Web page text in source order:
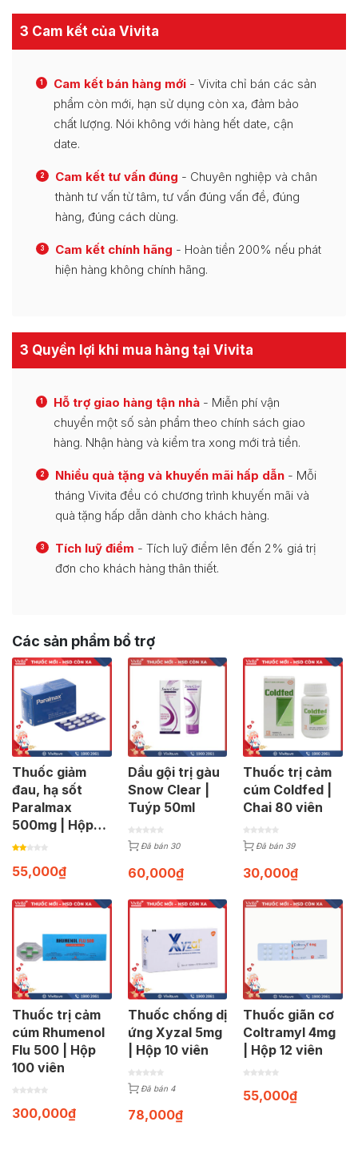
3 Cam kết của Vivita
1 Cam kết bán hàng mới - Vivita chỉ bán các sản
phẩm còn mới, hạn sử dụng còn xa, đảm bảo
chất lượng. Nói không với hàng hết date, cận
date.
2 Cam kết tư vấn đúng - Chuyên nghiệp và chân
thành tư vấn từ tâm, tư vấn đúng vấn đề, đúng
hàng, đúng cách dùng.
3 Cam kết chính hãng - Hoàn tiền 200% nếu phát
hiện hàng không chính hãng.
3 Quyền lợi khi mua hàng tại Vivita
1 Hỗ trợ giao hàng tận nhà - Miễn phí vận
chuyển một số sản phẩm theo chính sách giao
hàng. Nhận hàng và kiểm tra xong mới trả tiền.
2 Nhiều quà tặng và khuyến mãi hấp dẫn - Mỗi
tháng Vivita đều có chương trình khuyến mãi và
quà tặng hấp dẫn dành cho khách hàng.
3 Tích luỹ điểm - Tích luỹ điểm lên đến 2% giá trị
đơn cho khách hàng thân thiết.
Các sản phẩm bổ trợ
Thuốc giảm
đau, hạ sốt
Paralmax
500mg | Hộp
120 viên
55,000₫
Dầu gội trị gàu
Snow Clear |
Tuýp 50ml
Đã bán 30
60,000₫
Thuốc trị cảm
cúm Coldfed |
Chai 80 viên
Đã bán 39
30,000₫
Thuốc trị cảm
cúm Rhumenol
Flu 500 | Hộp
100 viên
300,000₫
Thuốc chống dị
ứng Xyzal 5mg
| Hộp 10 viên
Đã bán 4
78,000₫
Thuốc giãn cơ
Coltramyl 4mg
| Hộp 12 viên
55,000₫